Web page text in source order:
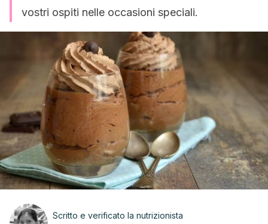
vostri ospiti nelle occasioni speciali.
Scritto e verificato la nutrizionista